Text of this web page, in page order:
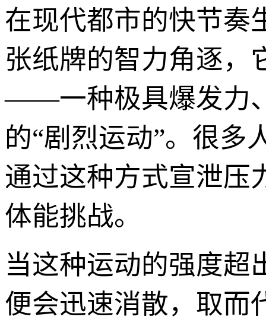
在现代都市的快节奏
张纸牌的智力角逐，
——一种极具爆发力
的“剧烈运动”。很多
通过这种方式宣泄压
体能挑战。
当这种运动的强度超
便会迅速消散，取而